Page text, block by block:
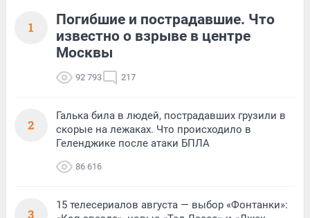
1
Погибшие и пострадавшие. Что
известно о взрыве в центре
Москвы
92 793 217
2
Галька била в людей, пострадавших грузили в
скорые на лежаках. Что происходило в
Геленджике после атаки БПЛА
86 616
3
15 телесериалов августа — выбор «Фонтанки»: